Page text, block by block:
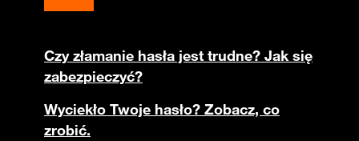
Czy złamanie hasła jest trudne? Jak się
zabezpieczyć?
Wyciekło Twoje hasło? Zobacz, co
zrobić.